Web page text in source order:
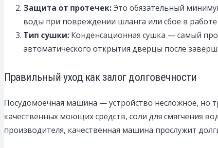
Защита от протечек:Это обязательный
воды при повреждении шланга или сбое в
Тип сушки: Конденсационная сушка — самый
автоматического открытия дверцы после
Правильный уход как залог долговечности
Посудомоечная машина — устройство несложное, но
качественных моющих средств, соли для смягчения
производителя, качественная машина прослужит